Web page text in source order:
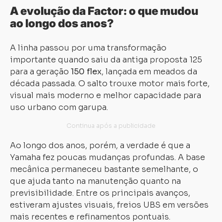
A evolução da Factor: o que mudou
ao longo dos anos?
A linha passou por uma transformação
importante quando saiu da antiga proposta 125
para a geração 150 flex, lançada em meados da
década passada. O salto trouxe motor mais forte,
visual mais moderno e melhor capacidade para
uso urbano com garupa.
Ao longo dos anos, porém, a verdade é que a
Yamaha fez poucas mudanças profundas. A base
mecânica permaneceu bastante semelhante, o
que ajuda tanto na manutenção quanto na
previsibilidade. Entre os principais avanços,
estiveram ajustes visuais, freios UBS em versões
mais recentes e refinamentos pontuais.